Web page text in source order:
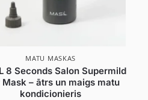
MATU MASKAS
8 Seconds Salon Supermild
Mask – ātrs un maigs matu
kondicionieris